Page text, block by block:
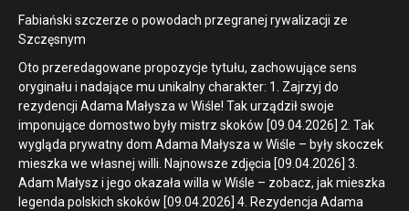
Fabiański szczerze o powodach przegranej rywalizacji ze
Szczęsnym
Oto przeredagowane propozycje tytułu, zachowujące sens
oryginału i nadające mu unikalny charakter: 1. Zajrzyj do
rezydencji Adama Małysza w Wiśle! Tak urządził swoje
imponujące domostwo były mistrz skoków [09.04.2026] 2. Tak
wygląda prywatny dom Adama Małysza w Wiśle – były skoczek
mieszka we własnej willi. Najnowsze zdjęcia [09.04.2026] 3.
Adam Małysz i jego okazała willa w Wiśle – zobacz, jak mieszka
legenda polskich skoków [09.04.2026] 4. Rezydencja Adama